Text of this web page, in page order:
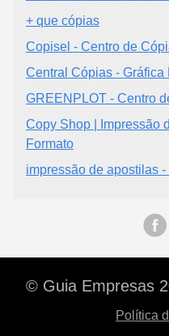
+ que cópias
Copisel - Centro de
Central Cópias - Gráfica
GREENPLOT - Centro
Copy Shop | Impressão
Formato
impressão de apostilas
© Guia Empresas
Política